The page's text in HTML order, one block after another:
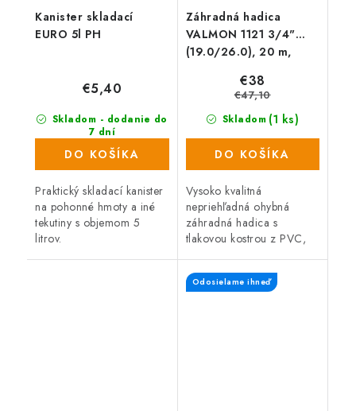
Kanister skladací
EURO 5l PH
Skladom - dodanie do
7 dní
(257 ks)
€5,40
DO KOŠÍKA
Praktický skladací kanister
na pohonné hmoty a iné
tekutiny s objemom 5
litrov.
Záhradná hadica
VALMON 1121 3/4"
(19.0/26.0), 20 m,
Skladom (1 ks)
€38
€47,10
DO KOŠÍKA
Vysoko kvalitná
nepriehľadná ohybná
záhradná hadica s
tlakovou kostrou z PVC,
všeobecné použitie (napr.
v poľnohospodárstve a
Odosielame ihneď